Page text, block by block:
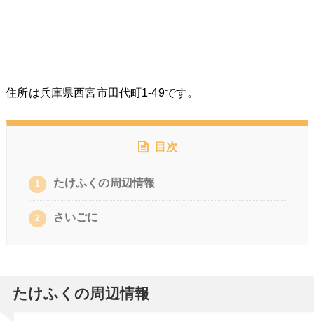
住所は兵庫県西宮市田代町1-49です。
目次
1 たけふくの周辺情報
2 さいごに
たけふくの周辺情報